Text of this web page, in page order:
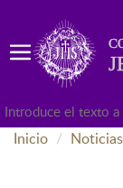
Inicio Noticias